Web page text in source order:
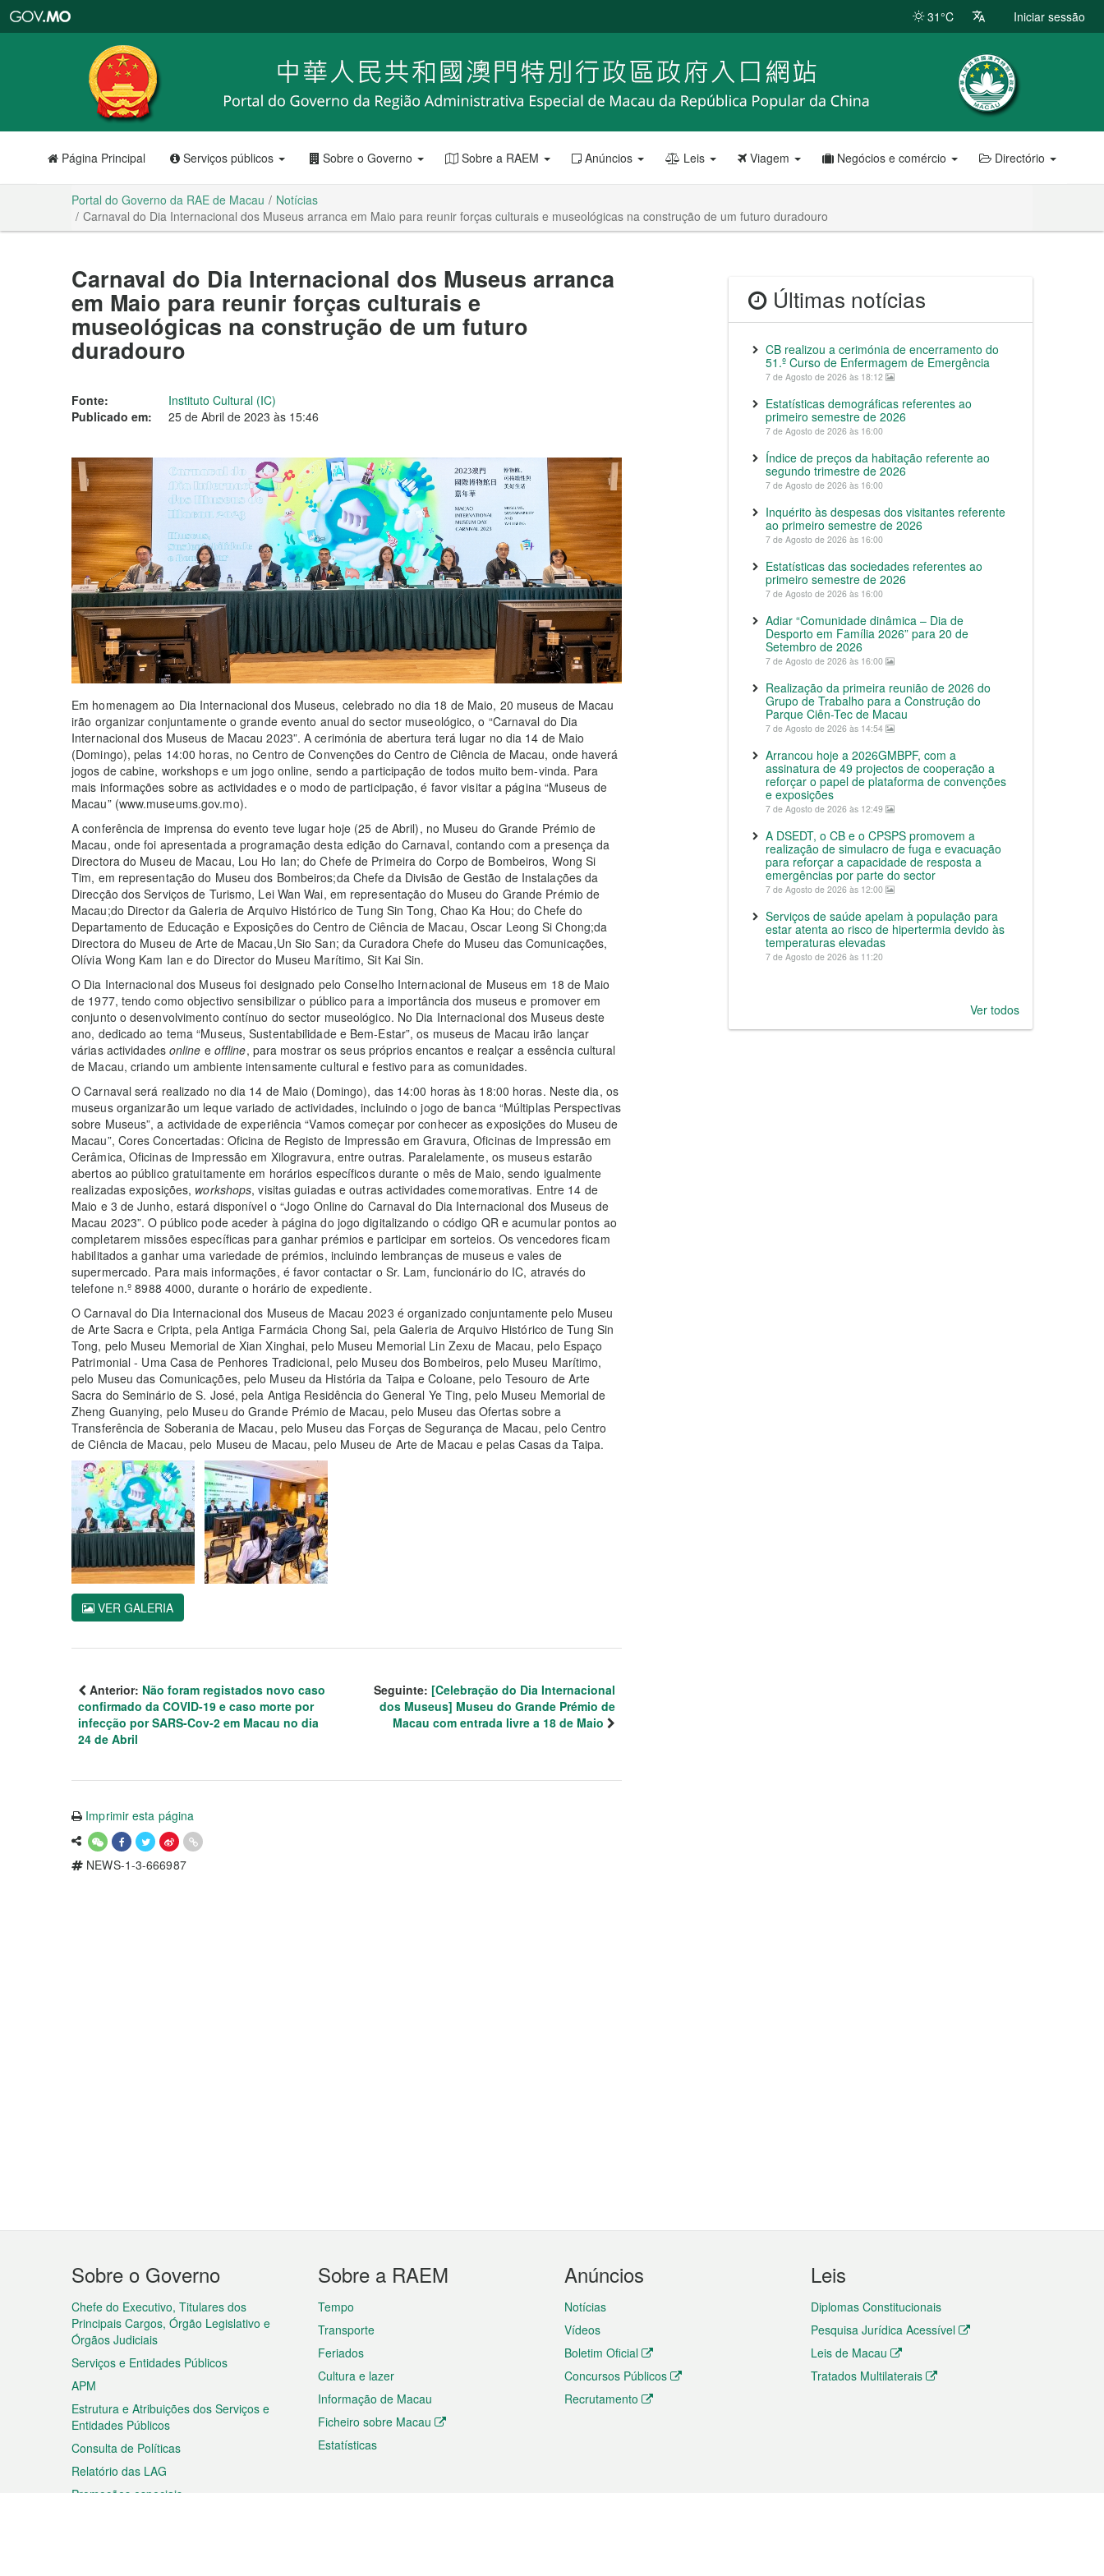
RAE
de
Macau
31°C Iniciar sessão
Página Principal Serviços públicos Sobre o Governo Sobre a RAEM Anúncios Leis Viagem Negócios e comércio Directório
Portal do Governo da RAE de Macau
Notícias
Carnaval do Dia Internacional dos Museus arranca em Maio para reunir forças culturais e museológicas na construção de um futuro duradouro
Carnaval do Dia Internacional dos Museus arranca
em Maio para reunir forças culturais e
museológicas na construção de um futuro
duradouro
Fonte:
Instituto Cultural (IC)
Publicado em:
25 de Abril de 2023 às 15:46
Em homenagem ao Dia Internacional dos Museus, celebrado no dia 18 de Maio, 20 museus de Macau
irão organizar conjuntamente o grande evento anual do sector museológico, o “Carnaval do Dia
Internacional dos Museus de Macau 2023”. A cerimónia de abertura terá lugar no dia 14 de Maio
(Domingo), pelas 14:00 horas, no Centro de Convenções do Centro de Ciência de Macau, onde haverá
jogos de cabine, workshops e um jogo online, sendo a participação de todos muito bem-vinda. Para
mais informações sobre as actividades e o modo de participação, é favor visitar a página “Museus de
Macau” (www.museums.gov.mo).
A conferência de imprensa do evento teve lugar hoje (25 de Abril), no Museu do Grande Prémio de
Macau, onde foi apresentada a programação desta edição do Carnaval, contando com a presença da
Directora do Museu de Macau, Lou Ho Ian; do Chefe de Primeira do Corpo de Bombeiros, Wong Si
Tim, em representação do Museu dos Bombeiros;da Chefe da Divisão de Gestão de Instalações da
Direcção dos Serviços de Turismo, Lei Wan Wai, em representação do Museu do Grande Prémio de
Macau;do Director da Galeria de Arquivo Histórico de Tung Sin Tong, Chao Ka Hou; do Chefe do
Departamento de Educação e Exposições do Centro de Ciência de Macau, Oscar Leong Si Chong;da
Directora do Museu de Arte de Macau,Un Sio San; da Curadora Chefe do Museu das Comunicações,
Olívia Wong Kam Ian e do Director do Museu Marítimo, Sit Kai Sin.
O Dia Internacional dos Museus foi designado pelo Conselho Internacional de Museus em 18 de Maio
de 1977, tendo como objectivo sensibilizar o público para a importância dos museus e promover em
conjunto o desenvolvimento contínuo do sector museológico. No Dia Internacional dos Museus deste
ano, dedicado ao tema “Museus, Sustentabilidade e Bem-Estar”, os museus de Macau irão lançar
várias actividades online e offline, para mostrar os seus próprios encantos e realçar a essência cultural
de Macau, criando um ambiente intensamente cultural e festivo para as comunidades.
O Carnaval será realizado no dia 14 de Maio (Domingo), das 14:00 horas às 18:00 horas. Neste dia, os
museus organizarão um leque variado de actividades, incluindo o jogo de banca “Múltiplas Perspectivas
sobre Museus”, a actividade de experiência “Vamos começar por conhecer as exposições do Museu de
Macau”, Cores Concertadas: Oficina de Registo de Impressão em Gravura, Oficinas de Impressão em
Cerâmica, Oficinas de Impressão em Xilogravura, entre outras. Paralelamente, os museus estarão
abertos ao público gratuitamente em horários específicos durante o mês de Maio, sendo igualmente
realizadas exposições, workshops, visitas guiadas e outras actividades comemorativas. Entre 14 de
Maio e 3 de Junho, estará disponível o “Jogo Online do Carnaval do Dia Internacional dos Museus de
Macau 2023”. O público pode aceder à página do jogo digitalizando o código QR e acumular pontos ao
completarem missões específicas para ganhar prémios e participar em sorteios. Os vencedores ficam
habilitados a ganhar uma variedade de prémios, incluindo lembranças de museus e vales de
supermercado. Para mais informações, é favor contactar o Sr. Lam, funcionário do IC, através do
telefone n.º 8988 4000, durante o horário de expediente.
O Carnaval do Dia Internacional dos Museus de Macau 2023 é organizado conjuntamente pelo Museu
de Arte Sacra e Cripta, pela Antiga Farmácia Chong Sai, pela Galeria de Arquivo Histórico de Tung Sin
Tong, pelo Museu Memorial de Xian Xinghai, pelo Museu Memorial Lin Zexu de Macau, pelo Espaço
Patrimonial - Uma Casa de Penhores Tradicional, pelo Museu dos Bombeiros, pelo Museu Marítimo,
pelo Museu das Comunicações, pelo Museu da História da Taipa e Coloane, pelo Tesouro de Arte
Sacra do Seminário de S. José, pela Antiga Residência do General Ye Ting, pelo Museu Memorial de
Zheng Guanying, pelo Museu do Grande Prémio de Macau, pelo Museu das Ofertas sobre a
Transferência de Soberania de Macau, pelo Museu das Forças de Segurança de Macau, pelo Centro
de Ciência de Macau, pelo Museu de Macau, pelo Museu de Arte de Macau e pelas Casas da Taipa.
VER GALERIA
Anterior: Não foram registados novo caso
confirmado da COVID-19 e caso morte por
infecção por SARS-Cov-2 em Macau no dia
24 de Abril
Seguinte: [Celebração do Dia Internacional
dos Museus] Museu do Grande Prémio de
Macau com entrada livre a 18 de Maio
Imprimir esta página
NEWS-1-3-666987
Últimas notícias
CB realizou a cerimónia de encerramento do
51.º Curso de Enfermagem de Emergência
7 de Agosto de 2026 às 18:12
Estatísticas demográficas referentes ao
primeiro semestre de 2026
7 de Agosto de 2026 às 16:00
Índice de preços da habitação referente ao
segundo trimestre de 2026
7 de Agosto de 2026 às 16:00
Inquérito às despesas dos visitantes referente
ao primeiro semestre de 2026
7 de Agosto de 2026 às 16:00
Estatísticas das sociedades referentes ao
primeiro semestre de 2026
7 de Agosto de 2026 às 16:00
Adiar “Comunidade dinâmica – Dia de
Desporto em Família 2026” para 20 de
Setembro de 2026
7 de Agosto de 2026 às 16:00
Realização da primeira reunião de 2026 do
Grupo de Trabalho para a Construção do
Parque Ciên-Tec de Macau
7 de Agosto de 2026 às 14:54
Arrancou hoje a 2026GMBPF, com a
assinatura de 49 projectos de cooperação a
reforçar o papel de plataforma de convenções
e exposições
7 de Agosto de 2026 às 12:49
A DSEDT, o CB e o CPSPS promovem a
realização de simulacro de fuga e evacuação
para reforçar a capacidade de resposta a
emergências por parte do sector
7 de Agosto de 2026 às 12:00
Serviços de saúde apelam à população para
estar atenta ao risco de hipertermia devido às
temperaturas elevadas
7 de Agosto de 2026 às 11:20
Ver todos
Menu
do
rodapé
Sobre o Governo
Chefe do Executivo, Titulares dos
Principais Cargos, Órgão Legislativo e
Órgãos Judiciais
Serviços e Entidades Públicos
APM
Estrutura e Atribuições dos Serviços e
Entidades Públicos
Consulta de Políticas
Relatório das LAG
Promoções especiais
Sobre a RAEM
Tempo
Transporte
Feriados
Cultura e lazer
Informação de Macau
Ficheiro sobre Macau
Estatísticas
Anúncios
Notícias
Vídeos
Boletim Oficial
Concursos Públicos
Recrutamento
Leis
Diplomas Constitucionais
Pesquisa Jurídica Acessível
Leis de Macau
Tratados Multilaterais